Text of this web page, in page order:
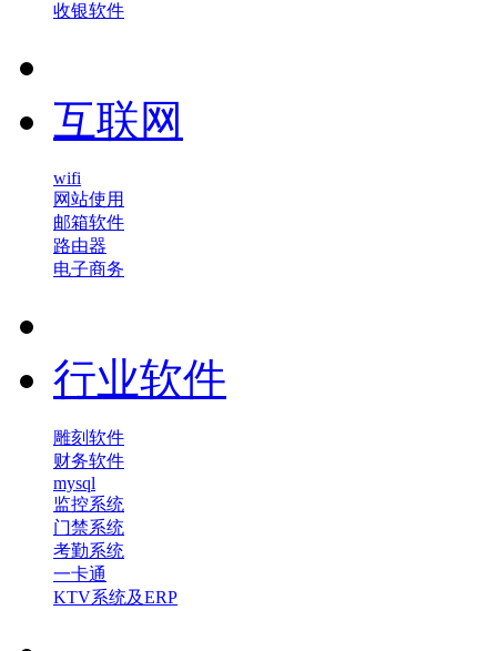
收银软件
互联网
wifi
网站使用
邮箱软件
路由器
电子商务
行业软件
雕刻软件
财务软件
mysql
监控系统
门禁系统
考勤系统
一卡通
KTV系统及ERP